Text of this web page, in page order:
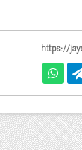
https://